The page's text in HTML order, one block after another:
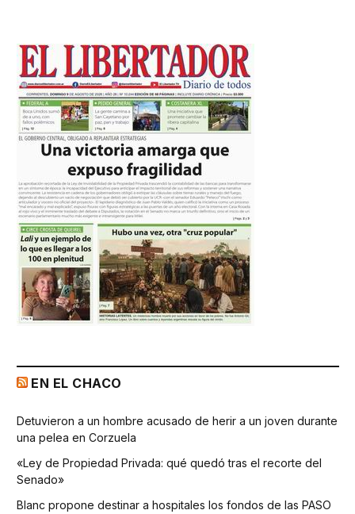
EN EL CHACO
Detuvieron a un hombre acusado de herir a un joven durante
una pelea en Corzuela
«Ley de Propiedad Privada: qué quedó tras el recorte del
Senado»
Blanc propone destinar a hospitales los fondos de las PASO